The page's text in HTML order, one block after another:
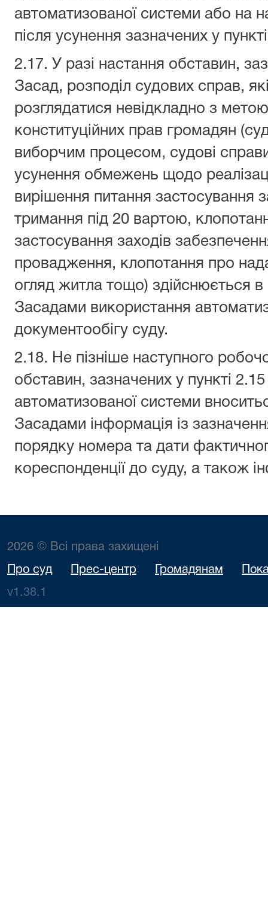
автоматизованої системи або на
після усунення зазначених у
2.17. У разі настання обставин,
Засад, розподіл судових справ,
розглядатися невідкладно з
конституційних прав громадян
виборчим процесом, судові
усунення обмежень щодо
вирішення питання застосування
тримання під 20 вартою,
застосування заходів
провадження, клопотання про
огляд житла тощо) здійснюється
Засадами використання
документообігу суду.
2.18. Не пізніше наступного
обставин, зазначених у пункті
автоматизованої системи
Засадами інформація із
порядку номера та дати
кореспонденції до суду, а також
2026 © Всі права захищені
Про суд Прес-центр Громадянам
v1.38.1